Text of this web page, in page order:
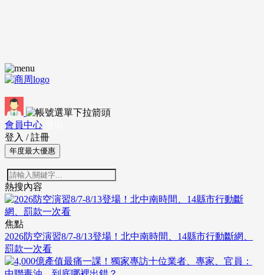
會員中心
登入 / 註冊
年度最大優惠
熱搜內容
焦點
2026防空演習8/7-8/13登場！北中南時間、14縣市行動斷網、
罰款一次看